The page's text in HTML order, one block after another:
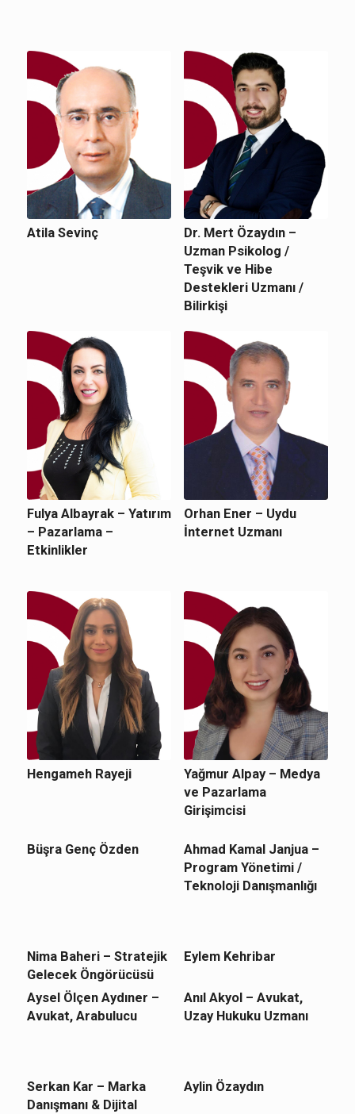
Atila Sevinç
Dr. Mert Özaydın –
Uzman Psikolog /
Teşvik ve Hibe
Destekleri Uzmanı /
Bilirkişi
Fulya Albayrak – Yatırım
– Pazarlama –
Etkinlikler
Orhan Ener – Uydu
İnternet Uzmanı
Hengameh Rayeji
Yağmur Alpay – Medya
ve Pazarlama
Girişimcisi
Büşra Genç Özden
Ahmad Kamal Janjua –
Program Yönetimi /
Teknoloji Danışmanlığı
Nima Baheri – Stratejik
Gelecek Öngörücüsü
Eylem Kehribar
Aysel Ölçen Aydıner –
Avukat, Arabulucu
Anıl Akyol – Avukat,
Uzay Hukuku Uzmanı
Serkan Kar – Marka
Danışmanı & Dijital
Aylin Özaydın